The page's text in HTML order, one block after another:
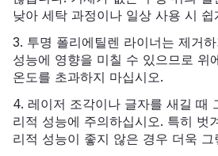
낮아 세탁 과정이나 일상 사용 시 쉽
3. 투명 폴리에틸렌 라이너는 제거
성능에 영향을 미칠 수 있으므로 위
온도를 초과하지 마십시오.
4. 레이저 조각이나 글자를 새길 때
리적 성능에 주의하십시오. 특히 벗
리적 성능이 좋지 않은 경우 더욱 그